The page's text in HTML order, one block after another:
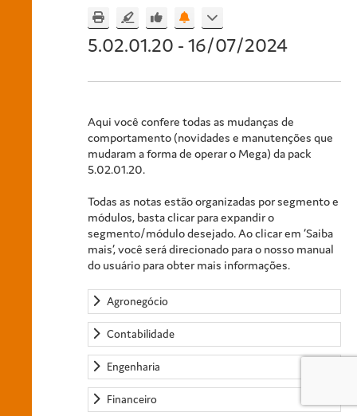
5.02.01.20 - 16/07/2024
Aqui você confere todas as mudanças de
comportamento (novidades e manutenções que
mudaram a forma de operar o Mega) da pack
5.02.01.20.
Todas as notas estão organizadas por segmento e
módulos, basta clicar para expandir o
segmento/módulo desejado. Ao clicar em ‘Saiba
mais’, você será direcionado para o nosso manual
do usuário para obter mais informações.
Agronegócio
Contabilidade
Engenharia
Financeiro